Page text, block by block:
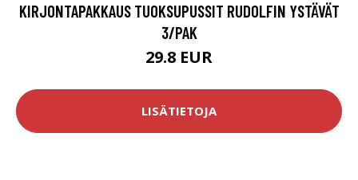
KIRJONTAPAKKAUS TUOKSUPUSSIT RUDOLFIN YSTÄVÄT
3/PAK
29.8 EUR
LISÄTIETOJA